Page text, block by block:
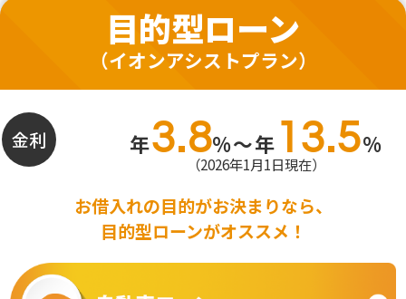
目的型ローン
（イオンアシストプラン）
金利 年3.8%〜年 13.5%
（2026年1月1日現在）
お借入れの目的がお決まりなら、
目的型ローンがオススメ！